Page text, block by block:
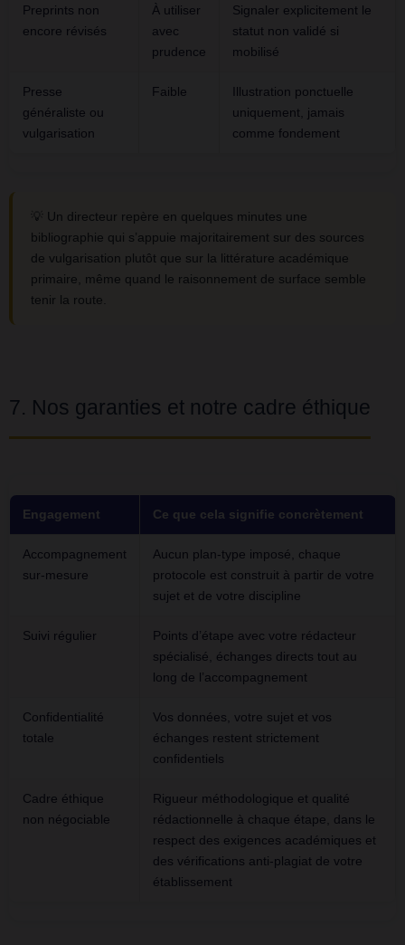
Preprints non
encore révisés
À utiliser
avec
prudence
Signaler explicitement le
statut non validé si
mobilisé
Presse
généraliste ou
vulgarisation
Faible
Illustration ponctuelle
uniquement, jamais
comme fondement
💡 Un directeur repère en quelques minutes une
bibliographie qui s’appuie majoritairement sur des sources
de vulgarisation plutôt que sur la littérature académique
primaire, même quand le raisonnement de surface semble
tenir la route.
7. Nos garanties et notre cadre éthique
Engagement Ce que cela signifie concrètement
Accompagnement
sur-mesure
Aucun plan-type imposé, chaque
protocole est construit à partir de votre
sujet et de votre discipline
Suivi régulier
Points d’étape avec votre rédacteur
spécialisé, échanges directs tout au
long de l’accompagnement
Confidentialité
totale
Vos données, votre sujet et vos
échanges restent strictement
confidentiels
Cadre éthique
non négociable
Rigueur méthodologique et qualité
rédactionnelle à chaque étape, dans le
respect des exigences académiques et
des vérifications anti-plagiat de votre
établissement